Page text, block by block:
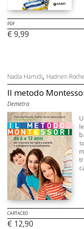
PDF
€ 9,99
Nadia Hamidi, Hadrien Roche
Il metodo
Demetra
CARTACEO
€ 12,90